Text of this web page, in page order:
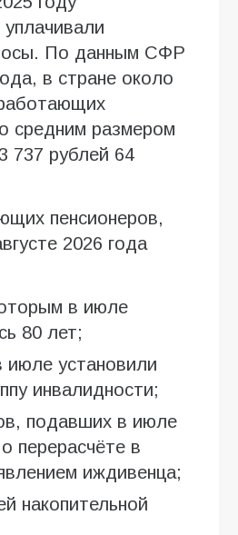
По данным СФР
в стране около
средним размером
737 рублей 64
пенсионеров,
2026 года
в июле
80 лет;
июле установили
инвалидности;
подавших в июле
перерасчёте в
иждивенца;
накопительной